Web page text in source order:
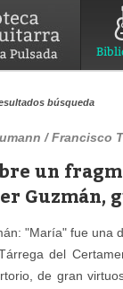
búsqueda
/ Francisco
un
Guzmán,
"María" fue una
del
de gran